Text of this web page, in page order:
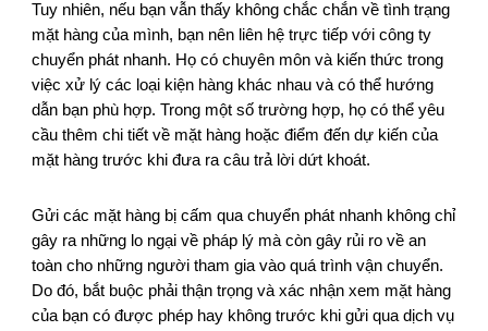
Tuy nhiên, nếu bạn vẫn thấy không chắc chắn về tình trạng
mặt hàng của mình, bạn nên liên hệ trực tiếp với công ty
chuyển phát nhanh. Họ có chuyên môn và kiến thức trong
việc xử lý các loại kiện hàng khác nhau và có thể hướng
dẫn bạn phù hợp. Trong một số trường hợp, họ có thể yêu
cầu thêm chi tiết về mặt hàng hoặc điểm đến dự kiến của
mặt hàng trước khi đưa ra câu trả lời dứt khoát.
Gửi các mặt hàng bị cấm qua chuyển phát nhanh không chỉ
gây ra những lo ngại về pháp lý mà còn gây rủi ro về an
toàn cho những người tham gia vào quá trình vận chuyển.
Do đó, bắt buộc phải thận trọng và xác nhận xem mặt hàng
của bạn có được phép hay không trước khi gửi qua dịch vụ